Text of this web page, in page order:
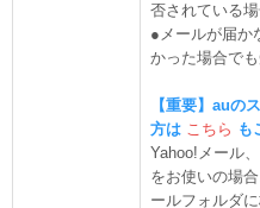
否されている場
●メールが届か
かった場合で
【重要】auの
方は こちら も
Yahoo!メール
をお使いの場
ールフォルダ